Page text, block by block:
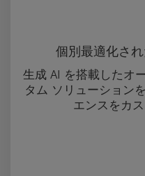
個別最適化さ
生成 AI を搭載したオ
タム ソリューション
エンスをカ